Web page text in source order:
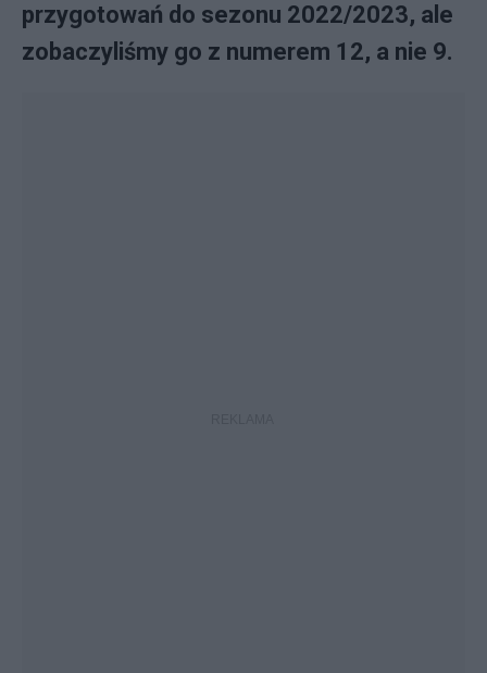
przygotowań do sezonu 2022/2023, ale
zobaczyliśmy go z numerem 12, a nie 9.